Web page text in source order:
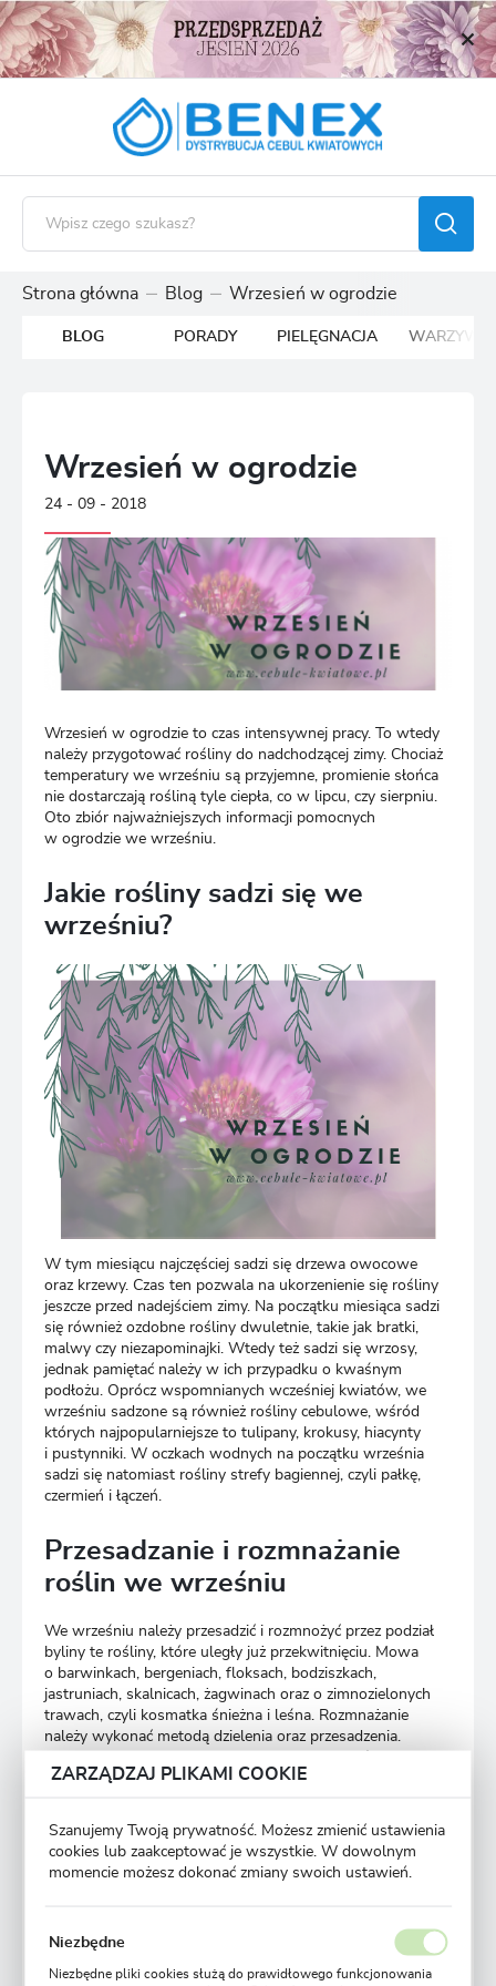
Strona główna Blog Wrzesień w ogrodzie
BLOG PORADY PIELĘGNACJA WARZYWA
Wrzesień w ogrodzie
24 - 09 - 2018
Wrzesień w ogrodzie to czas intensywnej pracy. To wtedy
należy przygotować rośliny do nadchodzącej zimy. Chociaż
temperatury we wrześniu są przyjemne, promienie słońca
nie dostarczają rośliną tyle ciepła, co w lipcu, czy sierpniu.
Oto zbiór najważniejszych informacji pomocnych
w ogrodzie we wrześniu.
Jakie rośliny sadzi się we
wrześniu?
W tym miesiącu najczęściej sadzi się drzewa owocowe
oraz krzewy. Czas ten pozwala na ukorzenienie się rośliny
jeszcze przed nadejściem zimy. Na początku miesiąca sadzi
się również ozdobne rośliny dwuletnie, takie jak bratki,
malwy czy niezapominajki. Wtedy też sadzi się wrzosy,
jednak pamiętać należy w ich przypadku o kwaśnym
podłożu. Oprócz wspomnianych wcześniej kwiatów, we
wrześniu sadzone są również rośliny cebulowe, wśród
których najpopularniejsze to tulipany, krokusy, hiacynty
i pustynniki. W oczkach wodnych na początku września
sadzi się natomiast rośliny strefy bagiennej, czyli pałkę,
czermień i łączeń.
Przesadzanie i rozmnażanie
roślin we wrześniu
We wrześniu należy przesadzić i rozmnożyć przez podział
byliny te rośliny, które uległy już przekwitnięciu. Mowa
o barwinkach, bergeniach, floksach, bodziszkach,
jastruniach, skalnicach, żagwinach oraz o zimnozielonych
trawach, czyli kosmatka śnieżna i leśna. Rozmnażanie
należy wykonać metodą dzielenia oraz przesadzenia.
i pozwala na ich skuteczne rozmnożenie bez większego
roślin i uch ukorzenieniu. Tę metodę stosować należy
w przypadku krzewów i kwiatów wiecznie zielonych
oraz innych, takich jak bukszpan, czy berberys.
nowych roślin
ZARZĄDZAJ PLIKAMI COOKIE
Szanujemy Twoją prywatność. Możesz zmienić ustawienia
cookies lub zaakceptować je wszystkie. W dowolnym
momencie możesz dokonać zmiany swoich ustawień.
Niezbędne
Niezbędne pliki cookies służą do prawidłowego funkcjonowania
USTAWIENIA REGIONALNE
Język
Waluta